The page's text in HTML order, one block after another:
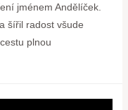
jménem Andělíček.
šířil radost všude
plnou